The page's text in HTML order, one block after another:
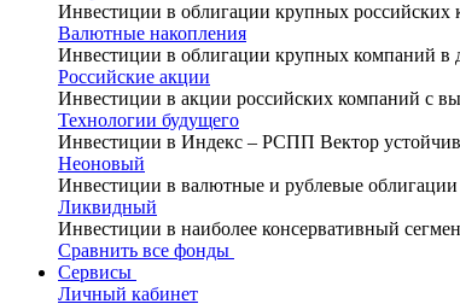
Инвестиции в облигации крупных российских
Валютные накопления
Инвестиции в облигации крупных компаний
Российские акции
Инвестиции в акции российских компаний с
Технологии будущего
Инвестиции в Индекс – РСПП Вектор
Неоновый
Инвестиции в валютные и рублевые
Ликвидный
Инвестиции в наиболее консервативный
Сравнить все фонды
Сервисы
Личный кабинет